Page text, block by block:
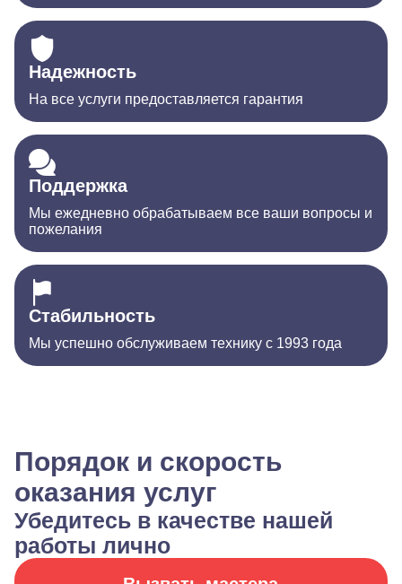
Надежность
На все услуги предоставляется гарантия
Поддержка
Мы ежедневно обрабатываем все ваши вопросы и
пожелания
Стабильность
Мы успешно обслуживаем технику с 1993 года
Порядок и скорость
оказания услуг
Убедитесь в качестве нашей
работы лично